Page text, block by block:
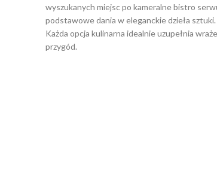
wyszukanych miejsc po kameralne bistro
podstawowe dania w eleganckie dzieła
Każda opcja kulinarna idealnie uzupełnia
przygód.